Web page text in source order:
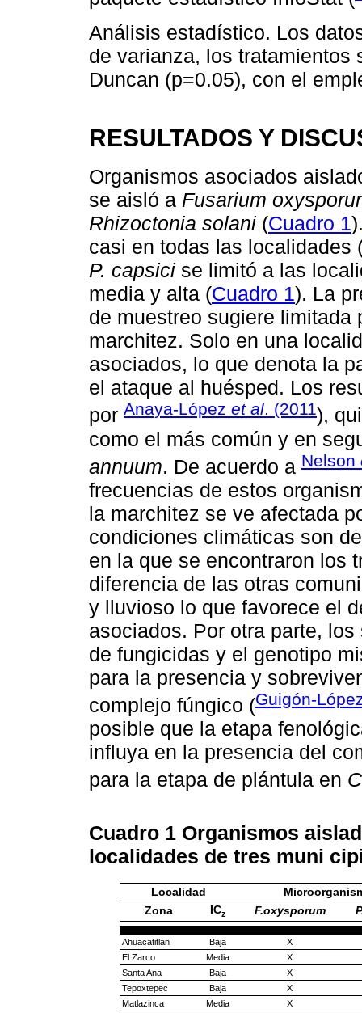
Análisis estadístico. Los
de varianza, los tratamientos
Duncan (p=0.05), con el
RESULTADOS Y
Organismos asociados
se aisló a Fusarium
Rhizoctonia solani (Cuadro 1
casi en todas las localidades
P. capsici se limitó a las
media y alta (Cuadro 1). La
de muestreo sugiere
marchitez. Solo en una
asociados, lo que denota la
el ataque al huésped. Los
por Anaya-López et al. (2011),
como el más común y en
annuum. De acuerdo a Nelson
frecuencias de estos
la marchitez se ve afectada
condiciones climáticas son
en la que se encontraron los
diferencia de las otras
y lluvioso lo que favorece el
asociados. Por otra parte,
de fungicidas y el genotipo
para la presencia y
complejo fúngico (Guigón-
posible que la etapa
influya en la presencia del
para la etapa de plántula en
Cuadro 1 Organismos
localidades de tres muni
Localidad
Zona
ICz F.oxysporum
Ahuacatitlan Baja
X
El Zarco
Media
X
Santa Ana
Baja
X
Tepoxtepec
Baja
X
Matlazinca
Media
X